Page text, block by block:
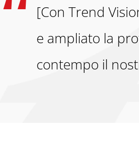
[Con Trend
e ampliato la
contempo il